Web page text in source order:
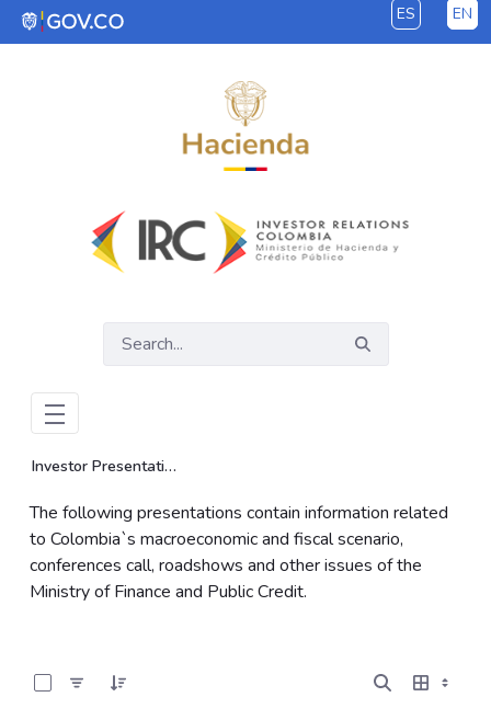
Skip to Main Content ES EN
Investor Presentations
The following presentations contain information related
to Colombia`s macroeconomic and fiscal scenario,
conferences call, roadshows and other issues of the
Ministry of Finance and Public Credit.